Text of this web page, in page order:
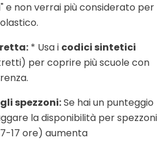
e non verrai più considerato per
* Usa i codici sintetici
per coprire più scuole con
spezzoni:Se hai un punteggio
la disponibilità per spezzoni
17 ore) aumenta